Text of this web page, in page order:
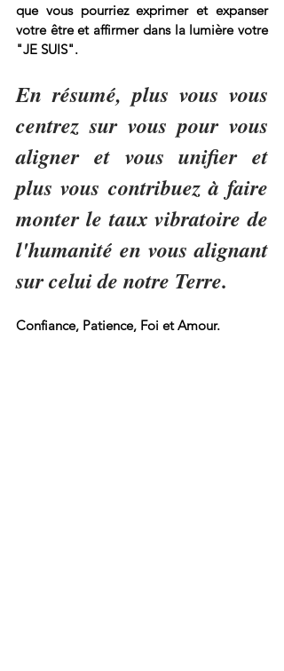
que vous pourriez exprimer et expanser
votre être et affirmer dans la lumière votre
"JE SUIS".
En résumé, plus vous vous
centrez sur vous pour vous
aligner et vous unifier et
plus vous contribuez à faire
monter le taux vibratoire de
l'humanité en vous alignant
sur celui de notre Terre.
Confiance, Patience, Foi et Amour.